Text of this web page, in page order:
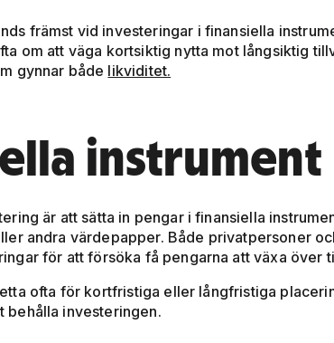
främst vid investeringar i finansiella
om att väga kortsiktig nytta mot långsiktig
gynnar både likviditet.
instrument
är att sätta in pengar i finansiella
andra värdepapper. Både privatpersoner
för att försöka få pengarna att växa över
ofta för kortfristiga eller långfristiga
behålla investeringen.